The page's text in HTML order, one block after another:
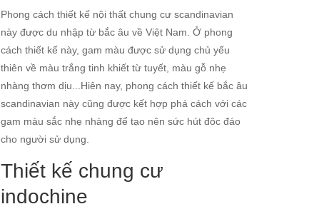
Phong cách thiết kế nội thất chung cư scandinavian
này được du nhập từ bắc âu về Việt Nam. Ở phong
cách thiết kế này, gam màu được sử dụng chủ yếu
thiên về màu trắng tinh khiết từ tuyết, màu gỗ nhẹ
nhàng thơm dịu...Hiên nay, phong cách thiết kế bắc âu
scandinavian này cũng được kết hợp phá cách với các
gam màu sắc nhẹ nhàng để tạo nên sức hút đôc đáo
cho người sử dụng.
Thiết kế chung cư
indochine